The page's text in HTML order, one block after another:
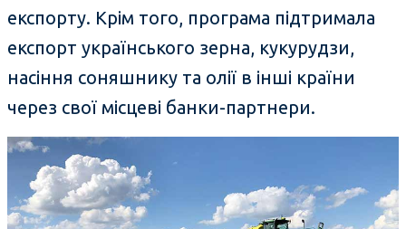
експорту. Крім того, програма підтримала
експорт українського зерна, кукурудзи,
насіння соняшнику та олії в інші країни
через свої місцеві банки-партнери.